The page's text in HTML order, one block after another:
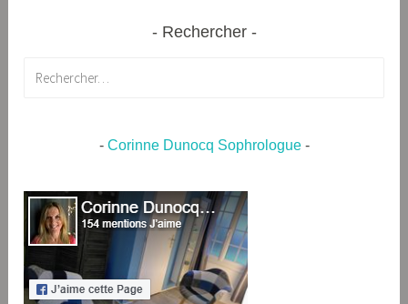
Rechercher
- Corinne Dunocq Sophrologue-